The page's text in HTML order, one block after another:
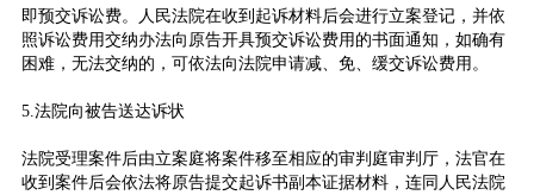
即预交诉讼费。人民法院在收到起诉材料后会进行立案登记，并依
照诉讼费用交纳办法向原告开具预交诉讼费用的书面通知，如确有
困难，无法交纳的，可依法向法院申请减、免、缓交诉讼费用。
5.法院向被告送达诉状
法院受理案件后由立案庭将案件移至相应的审判庭审判厅，法官在
收到案件后会依法将原告提交起诉书副本证据材料，连同人民法院